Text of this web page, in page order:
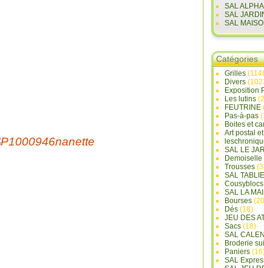
SAL
SAL
SAL
Catégories
Grilles
Divers
Exposition
Les lutins
FEUTRINE
Pas-à-pas
Boites et
Art postal
SAL LE
Demoiselle
Trousses
SAL
Cousyblocs
SAL LA
Bourses
Dés (18)
JEU DES
Sacs (18)
SAL
Broderie
Paniers
SAL